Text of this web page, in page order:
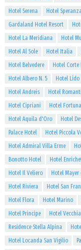
Hotel Serena
Hotel
Gardaland Hotel Resort
Hotel La Meridiana
Hotel
Hotel Al Sole
Hotel Italia
Hotel Belvedere
Hotel Corte
Hotel Albero N. 5
Hotel Lido
Hotel Andreis
Hotel
Hotel Cipriani
Hotel Fortuna
Hotel Aquila d'Oro
Hotel
Palace Hotel
Hotel Piccola
Hotel Admiral Villa Erme
Bonotto Hotel
Hotel
Hotel Il Veliero
Hotel Mayer
Hotel Riviera
Hotel San
Hotel Flora
Hotel Marino
Hotel Principe
Hotel
Residence Stella Alpina
Hotel Locanda San Vigilio